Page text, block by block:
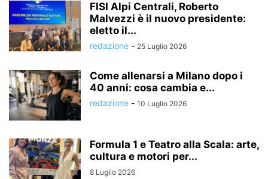
FISI Alpi Centrali, Roberto
Malvezzi è il nuovo presidente:
eletto il...
redazione - 25 Luglio 2026
Come allenarsi a Milano dopo i
40 anni: cosa cambia e...
redazione - 10 Luglio 2026
Formula 1 e Teatro alla Scala: arte,
cultura e motori per...
8 Luglio 2026